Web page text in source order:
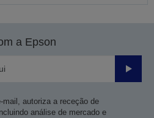
a Epson
Enviar
autoriza a receção de
análise de mercado e